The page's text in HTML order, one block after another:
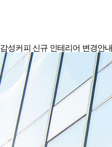
감성커피 신규 인테리어 변경안내